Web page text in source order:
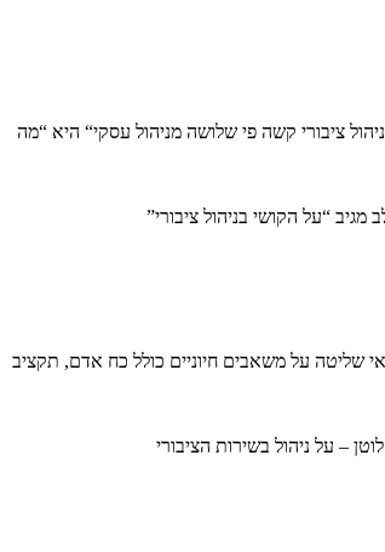
ציבורי קשה פי שלושה מניהול עסקי“ היא “מה
מגיב “על הקושי בניהול ציבורי”
יכולת לתכנון לטווח ארוך; אי שליטה על משאבים חיוניים כולל כח אדם, תקציב
– על ניהול בשירות הציבורי